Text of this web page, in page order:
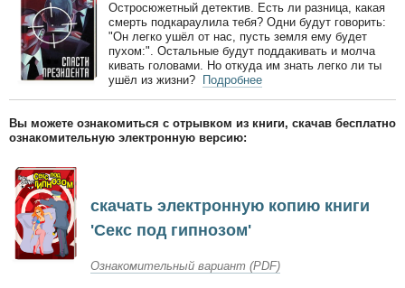
Остросюжетный детектив. Есть ли разница, какая
смерть подкараулила тебя? Одни будут говорить:
"Он легко ушёл от нас, пусть земля ему будет
пухом:". Остальные будут поддакивать и молча
кивать головами. Но откуда им знать легко ли ты
ушёл из жизни?
Подробнее
Вы можете ознакомиться с отрывком из книги, скачав бесплатно
ознакомительную электронную версию:
скачать электронную копию книги
'Секс под гипнозом'
Ознакомительный вариант (PDF)